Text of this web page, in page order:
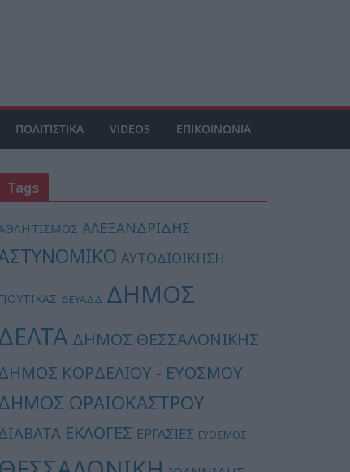
ΠΟΛΙΤΙΣΤΙΚΑ VIDEOS ΕΠΙΚΟΙΝΩΝΙΑ
Tags
ΑΛΕΞΑΝΔΡΙΔΗΣ
ΑΥΤΟΔΙΟΙΚΗΣΗ
ΓΙΟΥΤΙΚΑΣ ΔΕΥΑΔΔ ΔΗΜΟΣ
ΔΗΜΟΣ ΘΕΣΣΑΛΟΝΙΚΗΣ
ΚΟΡΔΕΛΙΟΥ - ΕΥΟΣΜΟΥ
ΩΡΑΙΟΚΑΣΤΡΟΥ
ΕΚΛΟΓΕΣ ΕΡΓΑΣΙΕΣ ΕΥΟΣΜΟΣ